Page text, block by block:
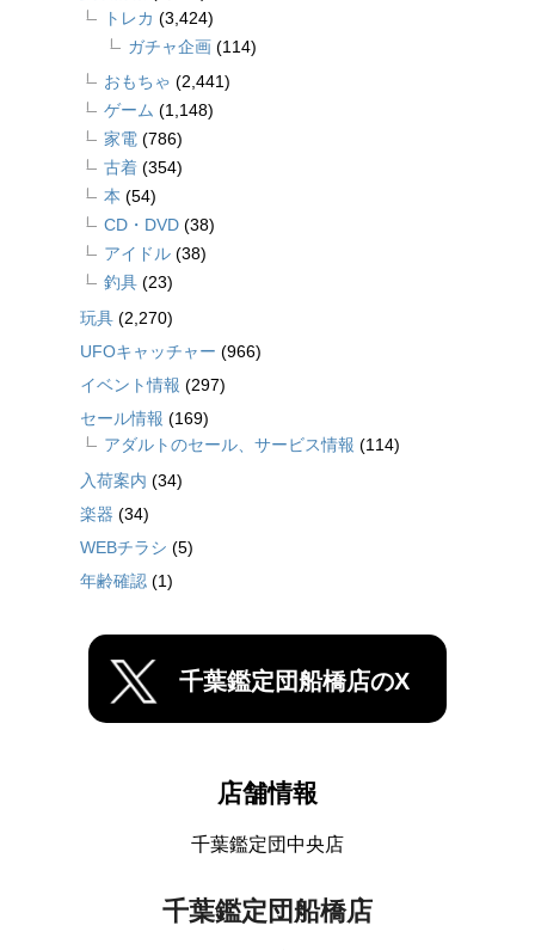
トレカ (3,424)
ガチャ企画 (114)
おもちゃ (2,441)
ゲーム (1,148)
家電 (786)
古着 (354)
本 (54)
CD・DVD (38)
アイドル (38)
釣具 (23)
玩具 (2,270)
UFOキャッチャー (966)
イベント情報 (297)
セール情報 (169)
アダルトのセール、サービス情報 (114)
入荷案内 (34)
楽器 (34)
WEBチラシ (5)
年齢確認 (1)
千葉鑑定団船橋店のX
店舗情報
千葉鑑定団中央店
千葉鑑定団船橋店